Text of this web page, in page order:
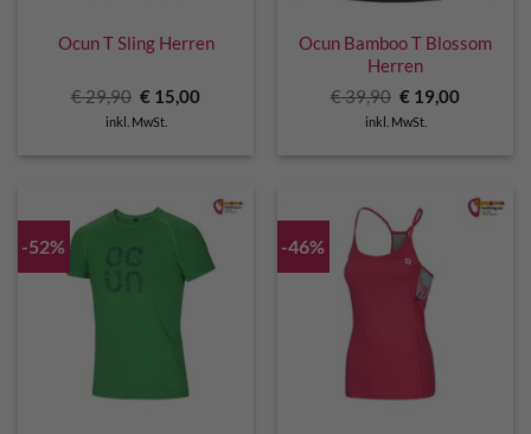
Ocun T Sling Herren
€29,90 Ursprünglicher
Preis
war:
€ 15,00Aktueller
inkl. MwSt.
Ocun Bamboo T Blossom
Herren
€39,90 Ursprünglicher
Preis
war:
€ 19,00
inkl. MwSt.
-52% -46%